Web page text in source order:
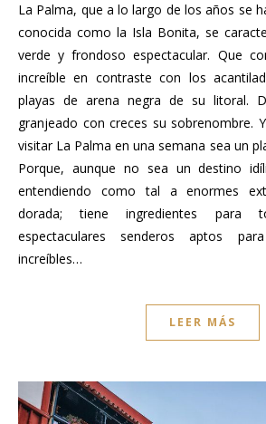
La Palma, que a lo largo de los años se ha ganado a pulso ser
conocida como la Isla Bonita, se
verde y frondoso espectacular. Que
increíble en contraste con los
playas de arena negra de su litoral.
granjeado con creces su sobrenombre.
visitar La Palma en una semana sea un
Porque, aunque no sea un destino
entendiendo como tal a enormes
dorada; tiene ingredientes para
espectaculares senderos aptos
increíbles…
LEER MÁS